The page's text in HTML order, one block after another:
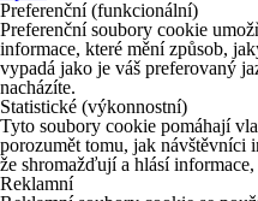
Preferenční (funkcionální)
Preferenční soubory cookie
informace, které mění způsob,
vypadá jako je váš preferovaný
nacházíte.
Statistické (výkonnostní)
Tyto soubory cookie pomáhají
porozumět tomu, jak návštěvníci
že shromažďují a hlásí informace,
Reklamní